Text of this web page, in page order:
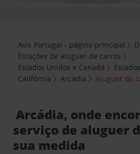
Avis Portugal - página principal
Estações de aluguer de carros
Estados Unidos e Canadá
Califórnia
Arcádia Aluguer de
Arcádia, onde
serviço de aluguer
sua medida